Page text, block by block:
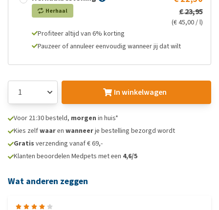
Herhaal € 23,95
(€ 45,00 / l)
Profiteer altijd van 6% korting
Pauzeer of annuleer eenvoudig wanneer jij dat wilt
In winkelwagen
Voor 21:30 besteld, morgen in huis*
Kies zelfwaaren wanneerje bestelling bezorgd wordt
Gratis verzending vanaf € 69,-
Klanten beoordelen Medpets met een 4,6/5
Wat anderen zeggen